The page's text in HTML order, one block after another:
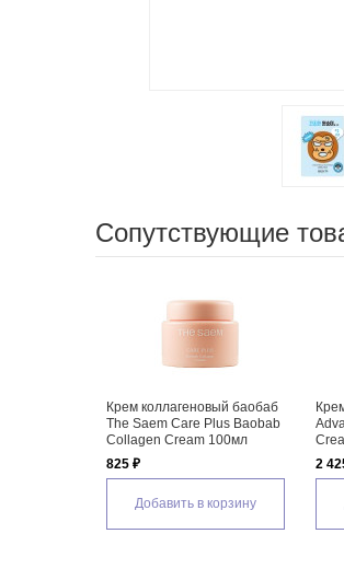
Сопутствующие
Крем коллагеновый баобаб
The Saem Care Plus Baobab
Collagen Cream 100мл
825 ₽
Добавить в корзину
2